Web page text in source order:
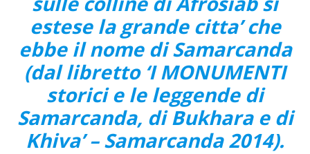
estese la grande citta’ che
ebbe il nome di Samarcanda
(dal libretto ‘I MONUMENTI
storici e le leggende di
Samarcanda, di Bukhara e di
Khiva’ – Samarcanda 2014).